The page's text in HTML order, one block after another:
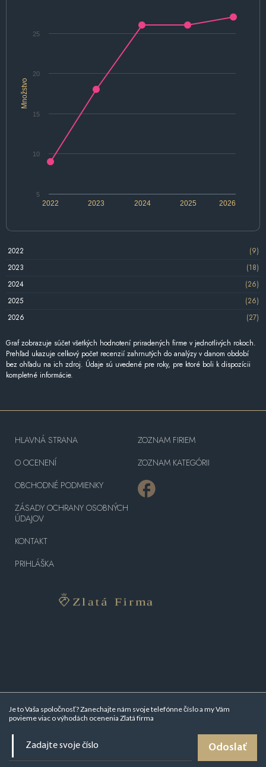
Množstvo
2022 2024 2026
2023 2025
5
10
15
20
25
2022
(9)
2023
(18)
2024
(26)
2025
(26)
2026
(27)
Graf zobrazuje súčet všetkých hodnotení priradených firme v jednotlivých rokoch.
Prehľad ukazuje celkový počet recenzií zahrnutých do analýzy v danom období
bez ohľadu na ich zdroj. Údaje sú uvedené pre roky, pre ktoré boli k dispozícii
kompletné informácie.
Je to Vaša spoločnosť? Zanechajte nám svoje telefónne číslo a my Vám
povieme viac ovýhodách ocenenia Zlatá firma
Odoslať
HLAVNÁ STRANA
O OCENENÍ
OBCHODNÉ PODMIENKY
ZÁSADY OCHRANY OSOBNÝCH
ÚDAJOV
KONTAKT
PRIHLÁŠKA
ZOZNAM FIRIEM
ZOZNAM KATEGÓRII